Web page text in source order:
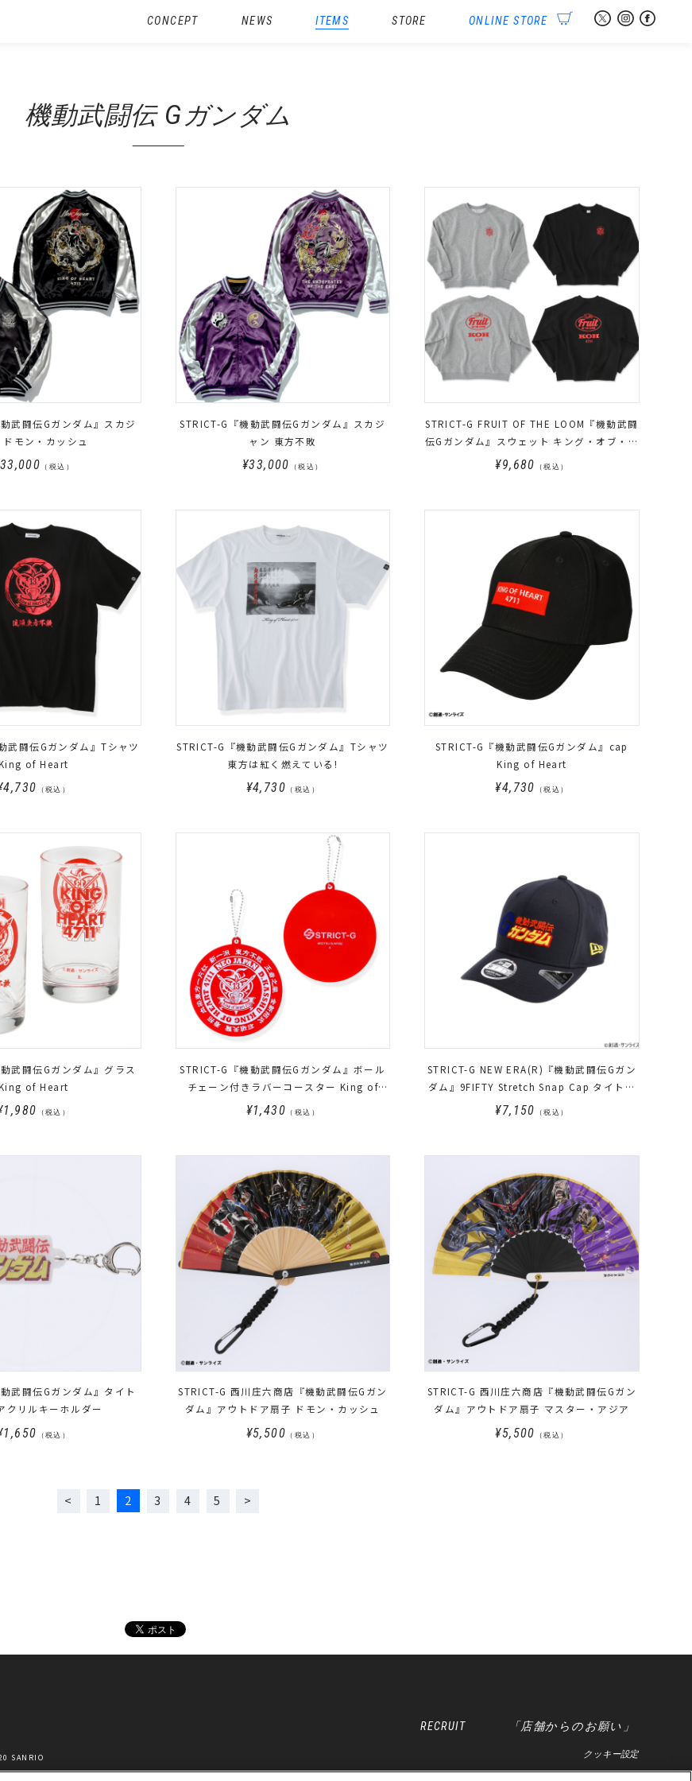
ITEMS
CONCEPT NEWS STORE ONLINE STORE
機動武闘伝 Gガンダム
武闘伝Gガンダム』スカジ
ドモン・カッシュ
（税込）
STRICT-G『機動武闘伝Gガンダム』スカジ
ャン 東方不敗
¥33,000 （税込）
STRICT-G FRUIT OF THE LOOM『機動武闘
伝Gガンダム』スウェット キング・オブ・ハ
ート
¥9,680 （税込）
武闘伝Gガンダム』Tシャツ
of Heart
（税込）
STRICT-G『機動武闘伝Gガンダム』Tシャツ
東方は紅く燃えている!
¥4,730 （税込）
STRICT-G『機動武闘伝Gガンダム』cap
King of Heart
¥4,730 （税込）
武闘伝Gガンダム』グラス
of Heart
（税込）
STRICT-G『機動武闘伝Gガンダム』ボール
チェーン付きラバーコースター King of
Heart
¥1,430 （税込）
STRICT-G NEW ERA(R)『機動武闘伝Gガン
ダム』9FIFTY Stretch Snap Cap タイトル
ロゴ
¥7,150 （税込）
武闘伝Gガンダム』タイト
クリルキーホルダー
（税込）
STRICT-G 西川庄六商店『機動武闘伝Gガン
ダム』アウトドア扇子 ドモン・カッシュ
¥5,500 （税込）
STRICT-G 西川庄六商店『機動武闘伝Gガン
ダム』アウトドア扇子 マスター・アジア
¥5,500 （税込）
1 2 3 4 5
RECRUIT 「店舗からのお願い」
クッキー設定
SANRIO